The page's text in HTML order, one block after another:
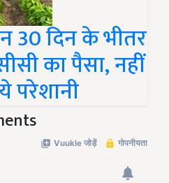
30 दिन के भीतर
का पैसा, नहीं
परेशानी